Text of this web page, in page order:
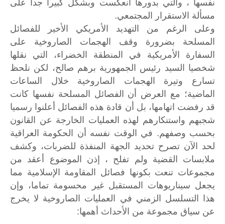
مسألة الاستقرار المجتمعي.
وعلى الرغم من التهديد الأمريكي الأخير للفصائل
المسلحة بضرورة وقف الهجمات الصاروخية على
السفارة الأمريكية في المنطقة الخضراء، التي نقلها
شخصيا السيد رئيس الجمهورية برهم صالح، لكن نلحظ
تسارع وتيرة الهجمات الصاروخية خلال الساعات
الماضية؛ مع العرض أن الفصائل المسلحة نفسها كانت
قد رفضت اتهامها، بل أن قادة هذه الفصائل أعلنوا رسميا
شجبهم واستنكارهم لهذه العمليات الخارجة عن القانون
بحسب وصفهم. في الوقت نفسه أن الحكومة العراقية
لحد الآن تصرح تحديد الجهة المنفذة للضربات، وكشف
ملابسات القضية ولم تفلح ، إذن الموضوع أعقد من
مجموعات تنعت بكونها فصائل المقاومة الإسلامية مما
يجعل سيناريوهات المستقبل غير محسومة تماما، وإن
هذا التسلسل الزمني في العمليات الصاروخية لا يخرج
عن سياق مجموعة من الأحداث أهمها: